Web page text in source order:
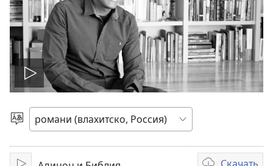
Включисар
о
видео
Витидэ
шыб